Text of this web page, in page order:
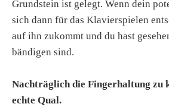
Grundstein ist gelegt. Wenn dein
sich dann für das Klavierspielen
auf ihn zukommt und du hast
bändigen sind.
Nachträglich die Fingerhaltung zu
echte Qual.